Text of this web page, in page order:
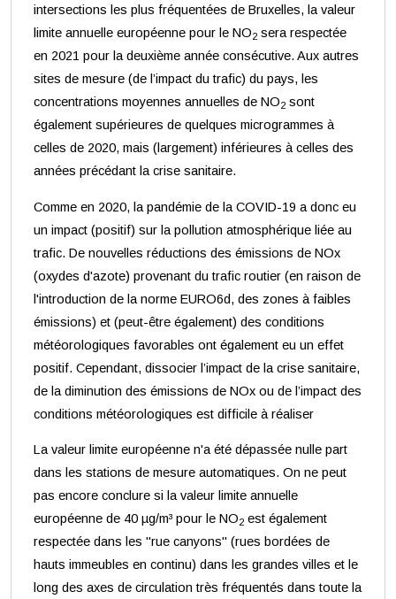
intersections les plus fréquentées de Bruxelles, la valeur
limite annuelle européenne pour le NO2 sera respectée
en 2021 pour la deuxième année consécutive. Aux autres
sites de mesure (de l’impact du trafic) du pays, les
concentrations moyennes annuelles de NO2 sont
également supérieures de quelques microgrammes à
celles de 2020, mais (largement) inférieures à celles des
années précédant la crise sanitaire.
Comme en 2020, la pandémie de la COVID-19 a donc eu
un impact (positif) sur la pollution atmosphérique liée au
trafic. De nouvelles réductions des émissions de NOx
(oxydes d'azote) provenant du trafic routier (en raison de
l'introduction de la norme EURO6d, des zones à faibles
émissions) et (peut-être également) des conditions
météorologiques favorables ont également eu un effet
positif. Cependant, dissocier l’impact de la crise sanitaire,
de la diminution des émissions de NOx ou de l’impact des
conditions météorologiques est difficile à réaliser
La valeur limite européenne n'a été dépassée nulle part
dans les stations de mesure automatiques. On ne peut
pas encore conclure si la valeur limite annuelle
européenne de 40 µg/m³ pour le NO2 est également
respectée dans les "rue canyons" (rues bordées de
hauts immeubles en continu) dans les grandes villes et le
long des axes de circulation très fréquentés dans toute la